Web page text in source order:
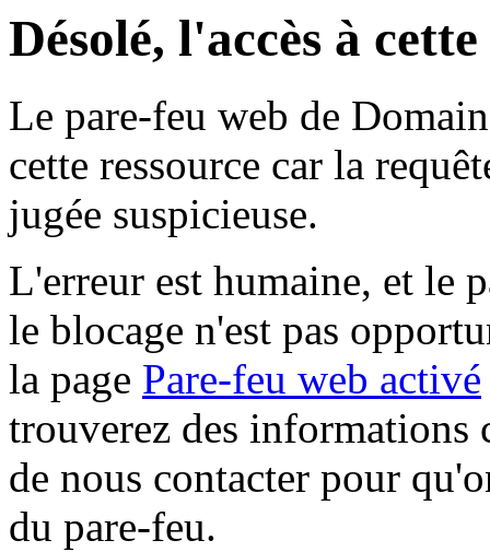
Désolé, l'accès à
Le pare-feu web de
cette ressource car la
jugée suspicieuse.
L'erreur est humaine, et le
le blocage n'est pas
la page Pare-feu web activé
trouverez des informations
de nous contacter pour
du pare-feu.